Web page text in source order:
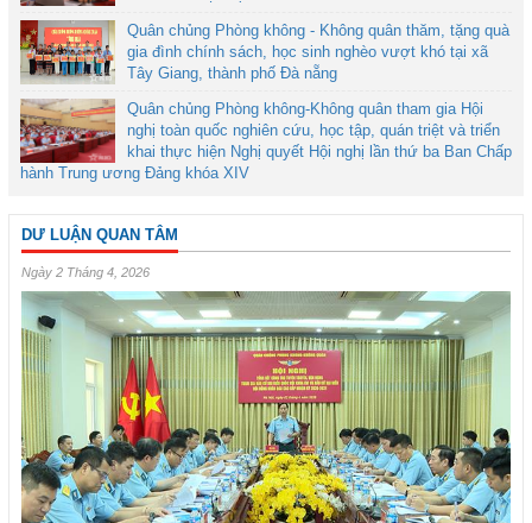
Quân chủng Phòng không - Không quân thăm, tặng quà
gia đình chính sách, học sinh nghèo vượt khó tại xã
Tây Giang, thành phố Đà nẵng
Quân chủng Phòng không-Không quân tham gia Hội
nghị toàn quốc nghiên cứu, học tập, quán triệt và triển
khai thực hiện Nghị quyết Hội nghị lần thứ ba Ban Chấp
hành Trung ương Đảng khóa XIV
DƯ LUẬN QUAN TÂM
Ngày 2 Tháng 4, 2026